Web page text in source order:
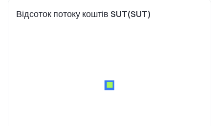
Відсоток потоку коштів SUT(SUT)